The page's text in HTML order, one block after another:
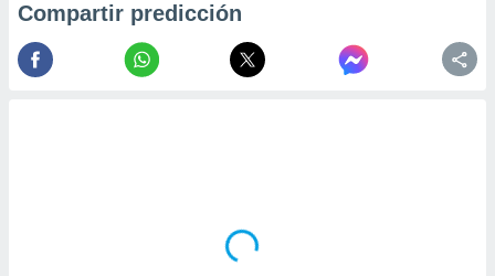
Compartir predicción